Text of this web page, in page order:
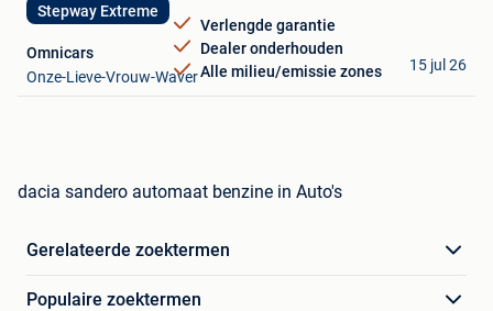
Stepway Extreme
Verlengde garantie
Dealer onderhouden
Alle milieu/emissie zones
Omnicars
Onze-Lieve-Vrouw-Waver
15 jul 26
dacia sandero automaat benzine in Auto's
Gerelateerde zoektermen
Populaire zoektermen